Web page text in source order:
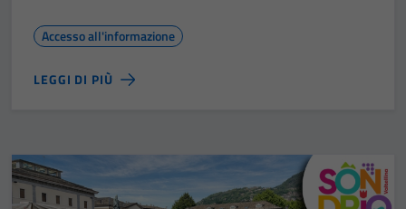
Accesso all'informazione
LEGGI DI PIÙ